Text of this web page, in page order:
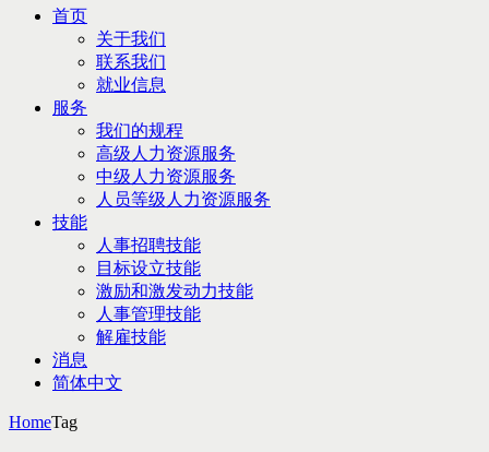
首页
关于我们
联系我们
就业信息
服务
我们的规程
高级人力资源服务
中级人力资源服务
人员等级人力资源服务
技能
人事招聘技能
目标设立技能
激励和激发动力技能
人事管理技能
解雇技能
消息
简体中文
HomeTag